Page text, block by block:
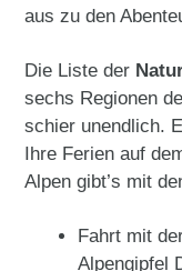
aus zu den
Die Liste der
sechs Regionen
schier unendlich.
Ihre Ferien auf
Alpen gibt’s mit
Fahrt mit
Alpengipfel